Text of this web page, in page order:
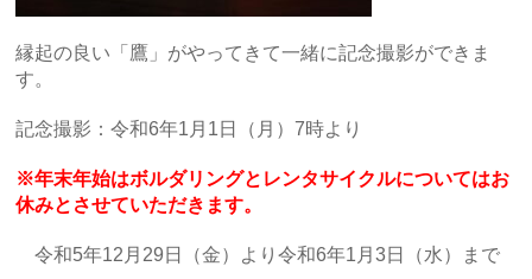
縁起の良い「鷹」がやってきて一緒に記念撮影ができま
す。
記念撮影：令和6年1月1日（月）7時より
※年末年始はボルダリングとレンタサイクルについてはお
休みとさせていただきます。
令和5年12月29日（金）より令和6年1月3日（水）まで